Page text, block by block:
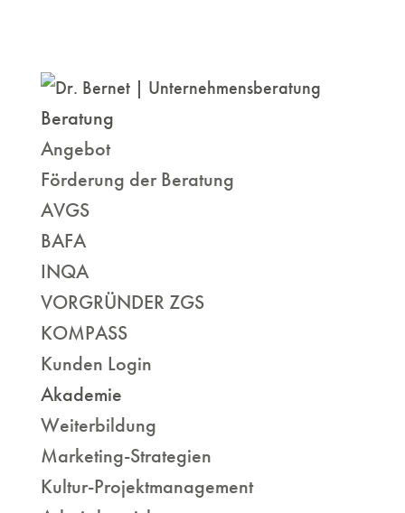
Beratung
Angebot
Förderung der Beratung
AVGS
BAFA
INQA
VORGRÜNDER ZGS
KOMPASS
Kunden Login
Akademie
Weiterbildung
Marketing-Strategien
Kultur-Projektmanagement